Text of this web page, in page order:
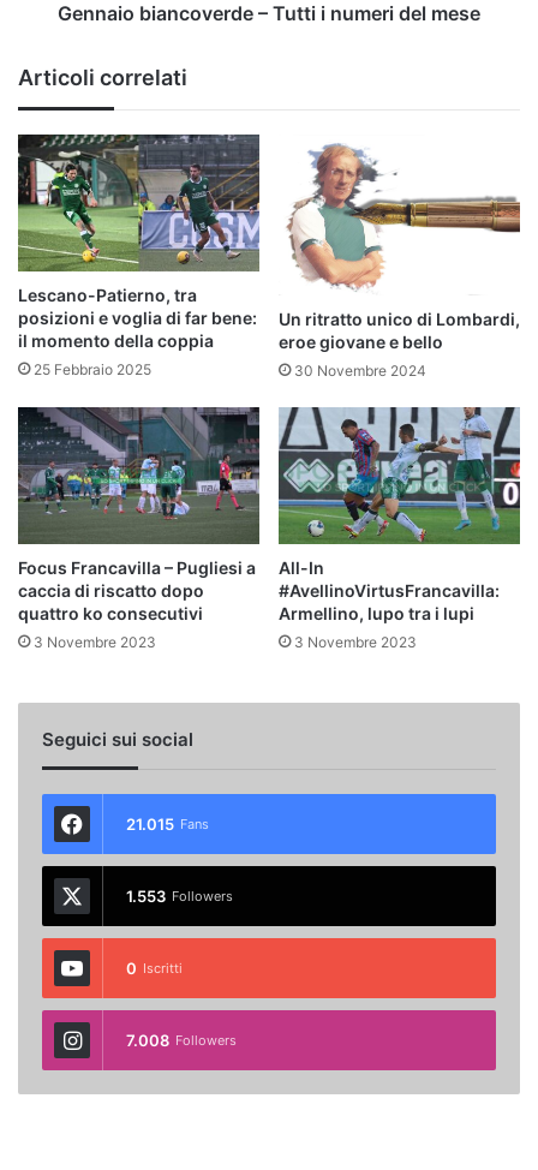
Gennaio biancoverde – Tutti i numeri del mese
Articoli correlati
Lescano-Patierno, tra
posizioni e voglia di far bene:
il momento della coppia
25 Febbraio 2025
Un ritratto unico di Lombardi,
eroe giovane e bello
30 Novembre 2024
Focus Francavilla – Pugliesi a
caccia di riscatto dopo
quattro ko consecutivi
3 Novembre 2023
All-In
#AvellinoVirtusFrancavilla:
Armellino, lupo tra i lupi
3 Novembre 2023
Seguici sui social
21.015 Fans
1.553 Followers
0 Iscritti
7.008 Followers